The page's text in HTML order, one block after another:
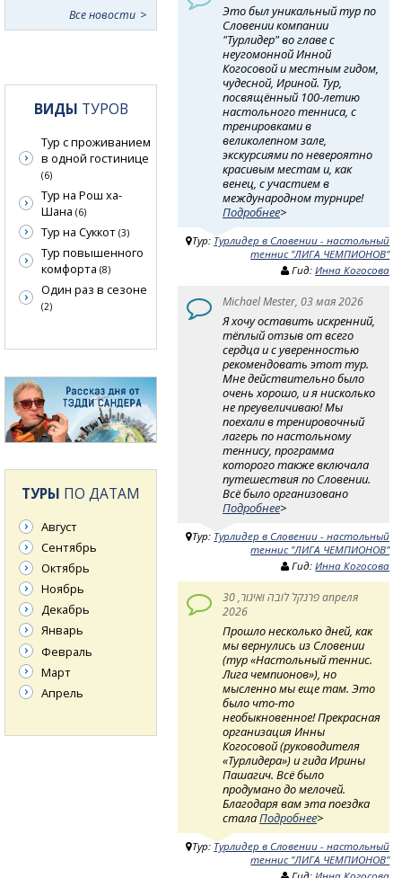
Это был уникальный тур по
Словении компании
"Турлидер" во главе с
неугомонной Инной
Когосовой и местным гидом,
чудесной, Ириной. Тур,
посвящённый 100-летию
настольного тенниса, с
тренировками в
великолепном зале,
экскурсиями по невероятно
красивым местам и, как
венец, с участием в
международном турнире!
Подробнее>
Тур: Турлидер в Словении - настольный
теннис "ЛИГА ЧЕМПИОНОВ"
Гид:Инна Когосова
Michael Mester, 03 мая 2026
Я хочу оставить искренний,
тёплый отзыв от всего
сердца и с уверенностью
рекомендовать этот тур.
Мне действительно было
очень хорошо, и я нисколько
не преувеличиваю! Мы
поехали в тренировочный
лагерь по настольному
теннису, программа
которого также включала
путешествия по Словении.
Всё было организовано
Подробнее>
Тур: Турлидер в Словении - настольный
теннис "ЛИГА ЧЕМПИОНОВ"
Гид:Инна Когосова
פרנקל לובה ואיגור, 30 апреля
2026
Прошло несколько дней, как
мы вернулись из Словении
(тур «Настольный теннис.
Лига чемпионов»), но
мысленно мы еще там. Это
было что-то
необыкновенное! Прекрасная
организация Инны
Когосовой (руководителя
«Турлидера») и гида Ирины
Пашагич. Всё было
продумано до мелочей.
Благодаря вам эта поездка
сталаПодробнее>
Тур: Турлидер в Словении - настольный
теннис "ЛИГА ЧЕМПИОНОВ"
Все новости
ВИДЫ ТУРОВ
Тур с проживанием
в одной гостинице
(6)
Тур на Рош ха-
Шана (6)
Тур на Суккот (3)
Тур повышенного
комфорта (8)
Один раз в сезоне
(2)
ТУРЫ ПО ДАТАМ
Август
Сентябрь
Октябрь
Ноябрь
Декабрь
Январь
Февраль
Март
Апрель